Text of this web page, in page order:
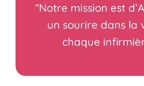
“Notre mission est
un sourire dans la
chaque